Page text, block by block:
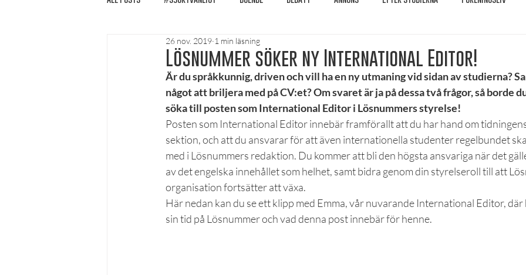
FUM-rapport Händer i Örebro
Lösnummer tipsar Lösnummer testar Maxa studierna Mat & hälsa Örebro studentkår
Podcast - Studentliv Reportage Recension Styrelseval Studentekonomi
Studentens bekännelse
Lösnummer söker ny International Editor!
26 nov. 2019 1 min läsning
Är du språkkunnig, driven och vill ha en ny utmaning vid sidan av studierna?
något att briljera med på CV:et? Om svaret är ja på dessa två frågor, så borde
söka till posten som International Editor i Lösnummers styrelse!
Posten som International Editor innebär framförallt att du har hand om
sektion, och att du ansvarar för att även internationella studenter regelbundet
med i Lösnummers redaktion. Du kommer att bli den högsta ansvariga när det
av det engelska innehållet som helhet, samt bidra genom din styrelseroll till att
organisation fortsätter att växa.
Här nedan kan du se ett klipp med Emma, vår nuvarande International Editor,
sin tid på Lösnummer och vad denna post innebär för henne.